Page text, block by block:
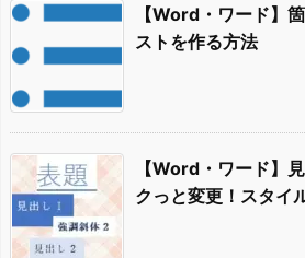
【Word・ワード】
ストを作る方法
【Word・ワード】
クっと変更！スタイ